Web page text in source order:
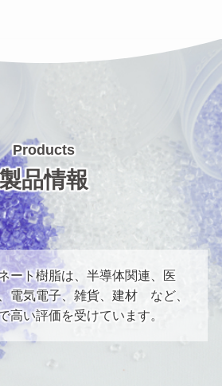
Products
製品情報
ート樹脂は、半導体関連、医
電気電子、雑貨、建材 など、
高い評価を受けています。